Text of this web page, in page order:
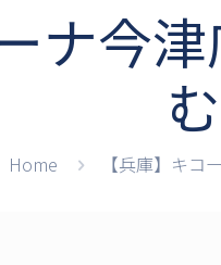
ナ今
Home 【兵庫】キコ